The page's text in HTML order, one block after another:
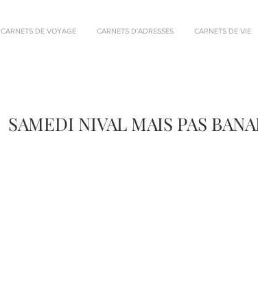
CARNETS DE VOYAGE CARNETS D'ADRESSES CARNETS DE VIE
SAMEDI NIVAL MAIS PAS